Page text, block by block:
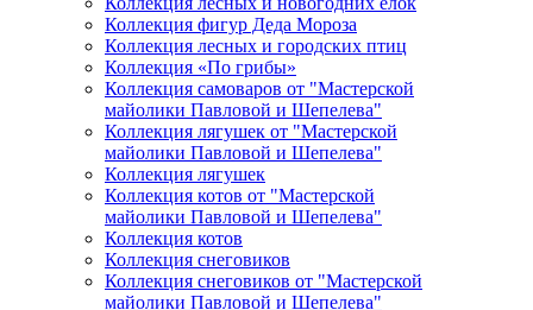
Коллекция фигур Деда Мороза
Коллекция лесных и городских птиц
Коллекция «По грибы»
Коллекция самоваров от "Мастерской
майолики Павловой и Шепелева"
Коллекция лягушек от "Мастерской
майолики Павловой и Шепелева"
Коллекция лягушек
Коллекция котов от "Мастерской
майолики Павловой и Шепелева"
Коллекция котов
Коллекция снеговиков
Коллекция снеговиков от "Мастерской
майолики Павловой и Шепелева"